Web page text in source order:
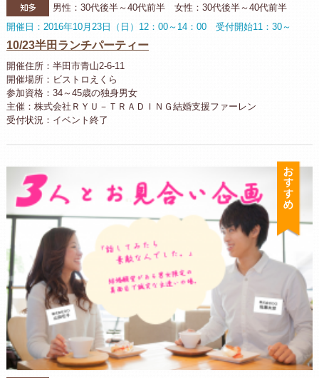
知多
男性：30代後半～40代前半 女性：30代後半～40代前半
開催日：2016年10月23日（日）12：00～14：00 受付開始11：30～
10/23半田ランチパーティー
開催住所：半田市青山2-6-11
開催場所：ビストロえくら
参加資格：34～45歳の独身男女
主催：株式会社ＲＹＵ－ＴＲＡＤＩＮＧ結婚支援ファーレン
受付状況：イベント終了
お